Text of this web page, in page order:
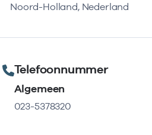
Noord-Holland, Nederland
Telefoonnummer
Algemeen
023-5378320